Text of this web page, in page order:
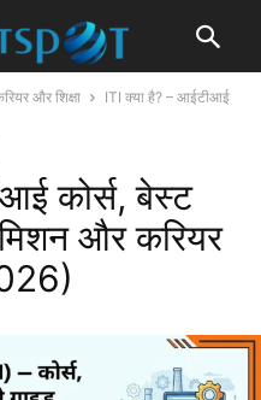
और शिक्षा
ITI क्या है? – आईटीआई
कोर्स, बेस्ट
और करियर